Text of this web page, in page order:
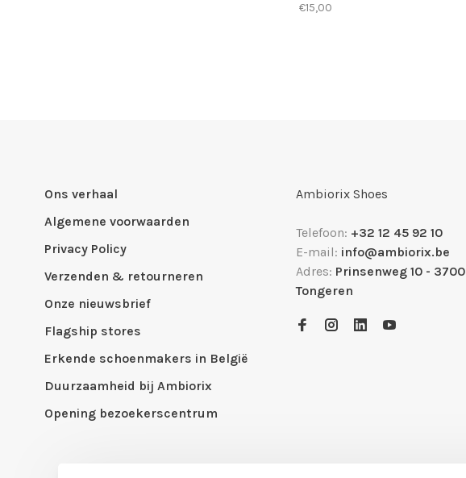
€15,00
Ons verhaal
Algemene voorwaarden
Privacy Policy
Verzenden & retourneren
Onze nieuwsbrief
Flagship stores
Erkende schoenmakers in België
Duurzaamheid bij Ambiorix
Opening bezoekerscentrum
Ambiorix Shoes
Telefoon: +32 12 45 92 10
E-mail: info@ambiorix.be
Adres: Prinsenweg 10 - 3700
Tongeren